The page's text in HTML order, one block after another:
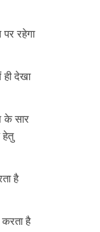
पर रहेगा
ही देखा
के सार
हेतु
है
करता है